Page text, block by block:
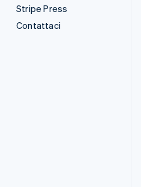
Stripe Press
Contattaci